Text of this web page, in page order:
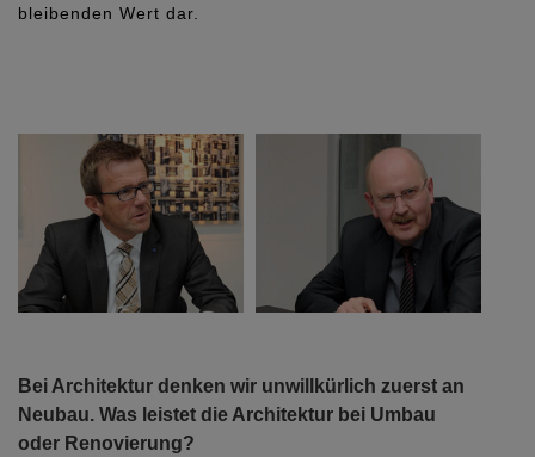
Bei Architektur denken wir unwillkürlich zuerst an
Neubau. Was leistet die Architektur bei Umbau
oder Renovierung?